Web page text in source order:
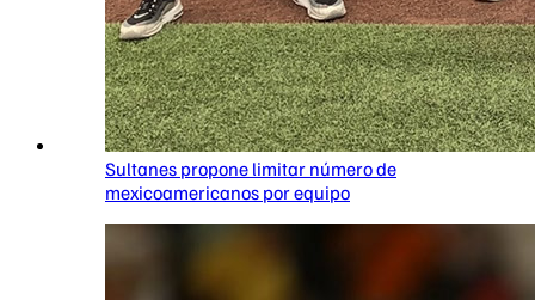
Sultanes propone limitar número de
mexicoamericanos por equipo